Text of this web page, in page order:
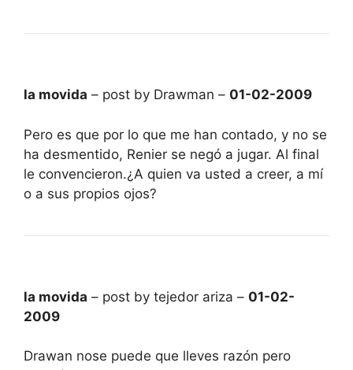
la movida – post by Drawman – 01-02-2009
Pero es que por lo que me han contado, y no se
ha desmentido, Renier se negó a jugar. Al final
le convencieron.¿A quien va usted a creer, a mí
o a sus propios ojos?
la movida – post by tejedor ariza – 01-02-
2009
Drawan nose puede que lleves razón pero